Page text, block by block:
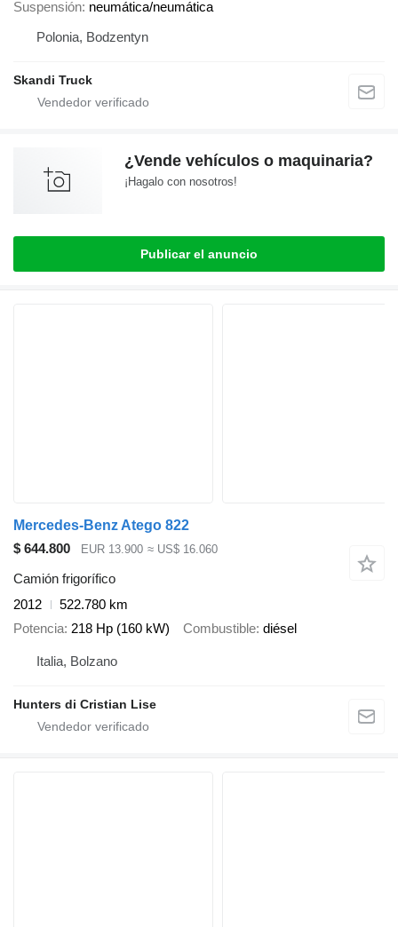
Suspensión neumática/neumática
Polonia, Bodzentyn
Skandi Truck
¿Vende vehículos o maquinaria?
¡Hagalo con nosotros!
Publicar el anuncio
Mercedes-Benz Atego 822
$ 644.800
EUR 13.900 ≈ US$ 16.060
Camión frigorífico
2012
522.780 km
Potencia 218 Hp (160 kW) Combustible diésel
Italia, Bolzano
Hunters di Cristian Lise